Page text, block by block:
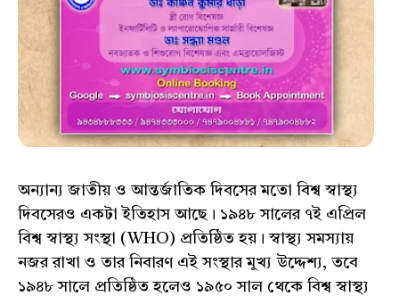
অন্যান্য জাতীয় ও আন্তর্জাতিক দিবসের মতো বিশ্ব স্বাস্থ্য
দিবসেরও একটা ইতিহাস আছে। ১৯৪৮ সালের ৭ই এপ্রিল
বিশ্ব স্বাস্থ্য সংস্থা (WHO) প্রতিষ্ঠিত হয়। স্বাস্থ্য সমস্যায়
নজর রাখা ও তার নিবারণ এই সংস্থার মুখ্য উদ্দেশ্য, তবে
১৯৪৮ সালে প্রতিষ্ঠিত হলেও ১৯৫০ সাল থেকে বিশ্ব স্বাস্থ্য